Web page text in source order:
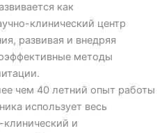
как
клинический центр
развивая и внедряя
методы
чем 40 летний опыт работы
использует весь
и